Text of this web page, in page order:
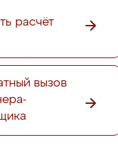
расчёт
вызов